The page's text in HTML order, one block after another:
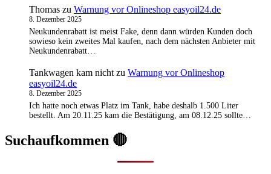
Thomas zu Warnung vor Onlineshop easyoil24.de
8. Dezember 2025
Neukundenrabatt ist meist Fake, denn dann würden Kunden doch
sowieso kein zweites Mal kaufen, nach dem nächsten Anbieter mit
Neukundenrabatt…
Tankwagen kam nicht zu Warnung vor Onlineshop
easyoil24.de
8. Dezember 2025
Ich hatte noch etwas Platz im Tank, habe deshalb 1.500 Liter
bestellt. Am 20.11.25 kam die Bestätigung, am 08.12.25 sollte…
Suchaufkommen 🔴